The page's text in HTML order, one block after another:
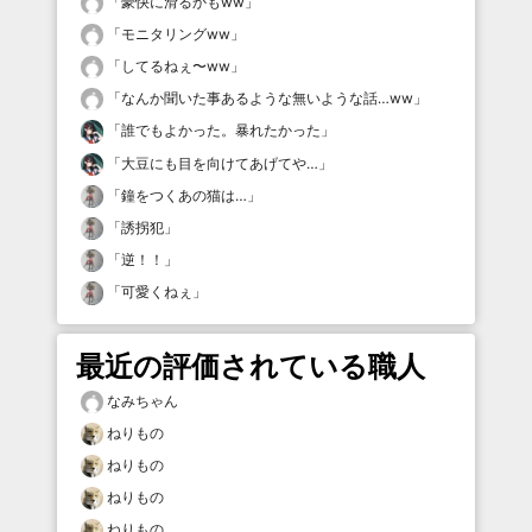
「モニタリングww 」
「 してるねぇ〜ww 」
「なんか聞いた事あるような無いような話…ww 」
「誰でもよかった。暴れたかった 」
「大豆にも目を向けてあげてや… 」
「鐘をつくあの猫は… 」
「誘拐犯 」
「逆！！ 」
「可愛くねぇ 」
最近の評価されている職人
なみちゃん
ねりもの
ねりもの
ねりもの